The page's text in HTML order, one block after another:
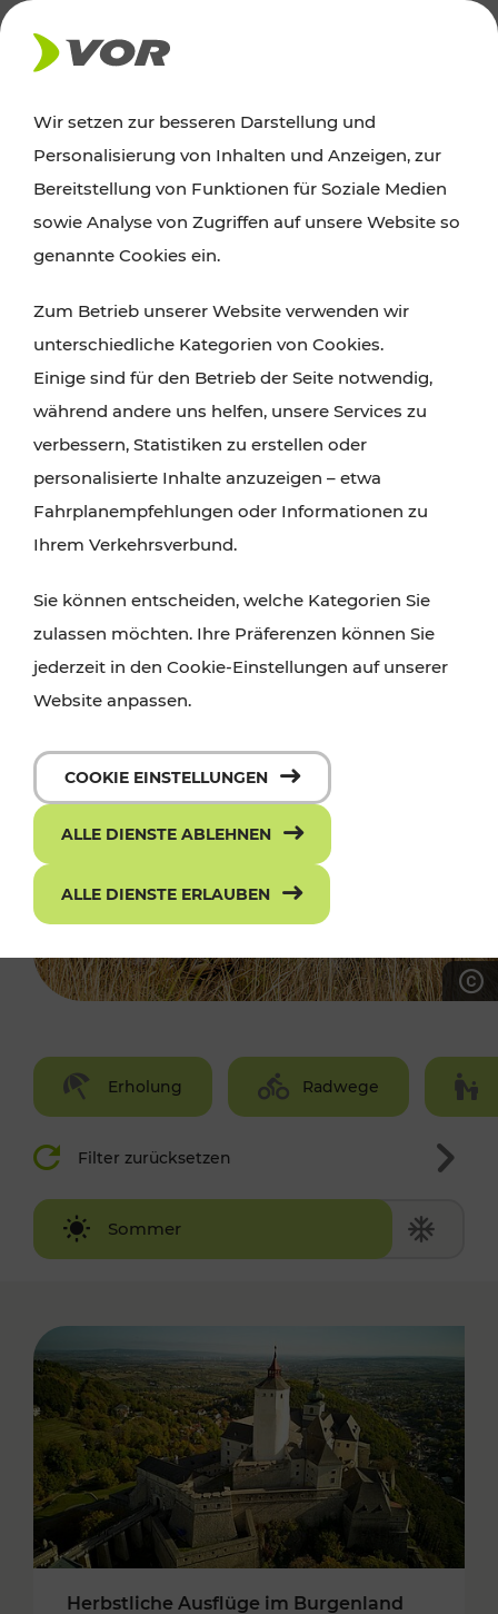
AKTUELLES
Ausflugstipps
Wien, Niederösterreich und das Burgenland
Wanderungen, Kultur und Gastronomie,
Radtouren oder purer Naturgenuss – viele
Attraktionen sind mit den Ticket- und Fahrplan-
Angeboten des VOR gut und schnell erreichbar.
Erholung Radwege
Filter zurücksetzen
Sommer
Winter
Herbstliche Ausflüge im Burgenland
Wir setzen zur besseren Darstellung und
Personalisierung von Inhalten und Anzeigen, zur
Bereitstellung von Funktionen für Soziale Medien
sowie Analyse von Zugriffen auf unsere Website so
genannte Cookies ein.
Zum Betrieb unserer Website verwenden wir
unterschiedliche Kategorien von Cookies.
Einige sind für den Betrieb der Seite notwendig,
während andere uns helfen, unsere Services zu
verbessern, Statistiken zu erstellen oder
personalisierte Inhalte anzuzeigen – etwa
Fahrplanempfehlungen oder Informationen zu
Ihrem Verkehrsverbund.
Sie können entscheiden, welche Kategorien Sie
zulassen möchten. Ihre Präferenzen können Sie
jederzeit in den Cookie-Einstellungen auf unserer
Website anpassen.
COOKIE EINSTELLUNGEN
ALLE DIENSTE ABLEHNEN
ALLE DIENSTE ERLAUBEN